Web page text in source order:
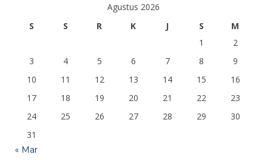
Agustus 2026
S
S R K J S
M
1
2
3
4 5 6 7 8
9
10
11 12 13 14 15
16
17
18 19 20 21 22
23
24
25 26 27 28 29
30
31
« Mar